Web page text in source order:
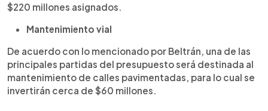
$220 millones asignados.
Mantenimiento vial
De acuerdo con lo mencionado por Beltrán, una de las
principales partidas del presupuesto será destinada al
mantenimiento de calles pavimentadas, para lo cual se
invertirán cerca de $60 millones.